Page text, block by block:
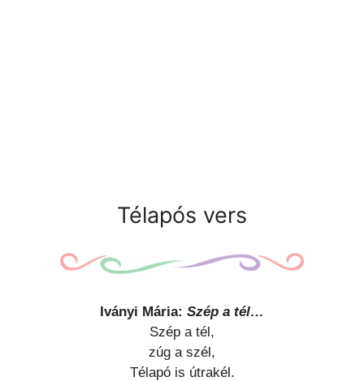
Télapós vers
Iványi Mária: Szép a tél…
Szép a tél,
zúg a szél,
Télapó is útrakél.